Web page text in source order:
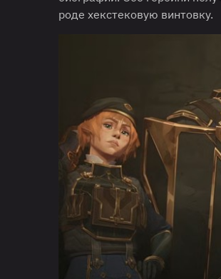
роде хекстековую винтовку.